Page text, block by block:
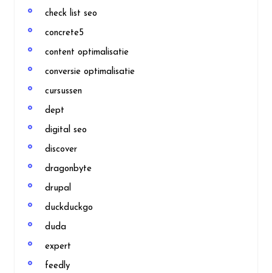
check list seo
concrete5
content optimalisatie
conversie optimalisatie
cursussen
dept
digital seo
discover
dragonbyte
drupal
duckduckgo
duda
expert
feedly